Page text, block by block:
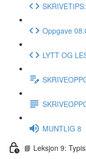
Oppgave
LYTT OG
MUNTLIG 8
📘 Leksjon 9: